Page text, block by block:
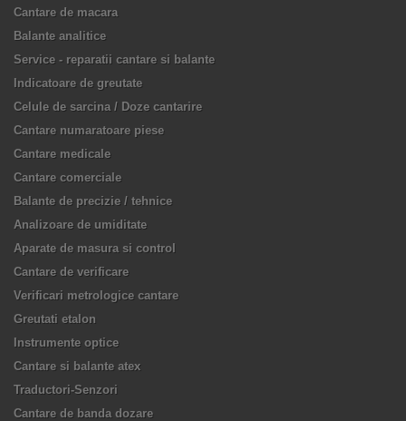
Cantare de macara
Balante analitice
Service - reparatii cantare si balante
Indicatoare de greutate
Celule de sarcina / Doze cantarire
Cantare numaratoare piese
Cantare medicale
Cantare comerciale
Balante de precizie / tehnice
Analizoare de umiditate
Aparate de masura si control
Cantare de verificare
Verificari metrologice cantare
Greutati etalon
Instrumente optice
Cantare si balante atex
Traductori-Senzori
Cantare de banda dozare